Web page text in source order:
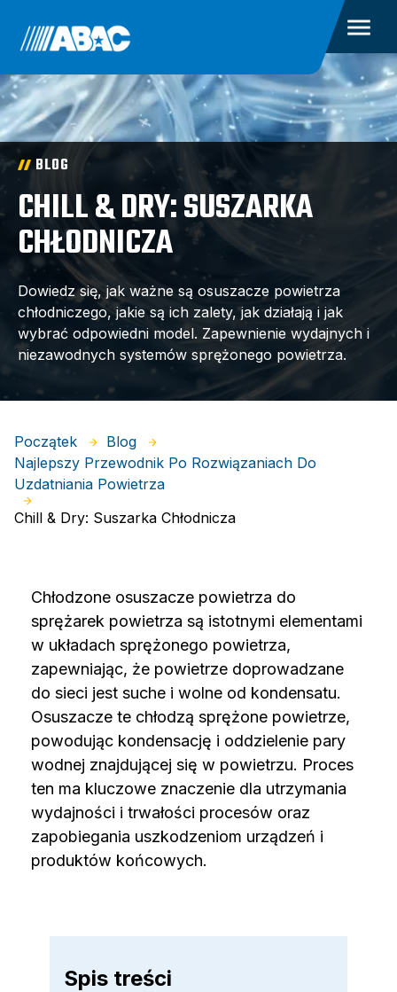
BLOG
CHILL & DRY: SUSZARKA
CHŁODNICZA
Dowiedz się, jak ważne są osuszacze powietrza
chłodniczego, jakie są ich zalety, jak działają i jak
wybrać odpowiedni model. Zapewnienie wydajnych i
niezawodnych systemów sprężonego powietrza.
Początek
Blog
Najlepszy Przewodnik Po Rozwiązaniach Do
Uzdatniania Powietrza
Chill & Dry: Suszarka Chłodnicza
Chłodzone osuszacze powietrza do
sprężarek powietrza są istotnymi elementami
w układach sprężonego powietrza,
zapewniając, że powietrze doprowadzane
do sieci jest suche i wolne od kondensatu.
Osuszacze te chłodzą sprężone powietrze,
powodując kondensację i oddzielenie pary
wodnej znajdującej się w powietrzu. Proces
ten ma kluczowe znaczenie dla utrzymania
wydajności i trwałości procesów oraz
zapobiegania uszkodzeniom urządzeń i
produktów końcowych.
Spis treści